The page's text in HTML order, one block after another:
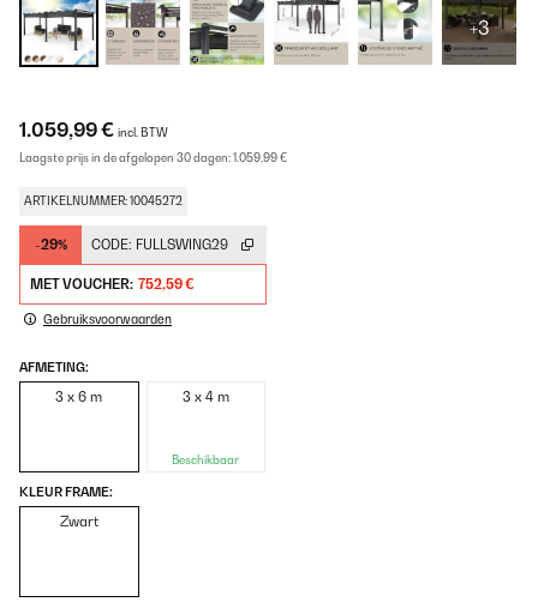
+3
1.059,99 € incl. BTW
Laagste prijs in de afgelopen 30 dagen:1.059,99 €
ARTIKELNUMMER: 10045272
-29% CODE: FULLSWING29
MET VOUCHER: 752,59 €
Gebruiksvoorwaarden
AFMETING:
3 x 6 m 3 x 4 m
Beschikbaar
KLEUR FRAME:
Zwart